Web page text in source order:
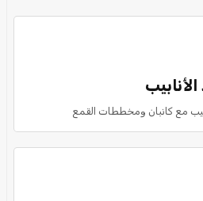
مع كانبان ومخططات القمع